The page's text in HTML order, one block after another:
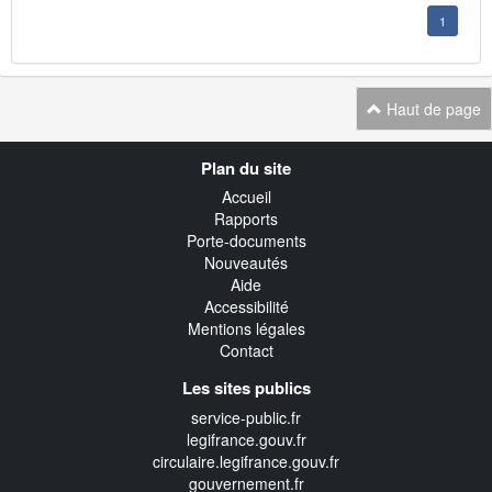
1
Haut de page
Plan du site
Accueil
Rapports
Porte-documents
Nouveautés
Aide
Accessibilité
Mentions légales
Contact
Les sites publics
service-public.fr
legifrance.gouv.fr
circulaire.legifrance.gouv.fr
gouvernement.fr